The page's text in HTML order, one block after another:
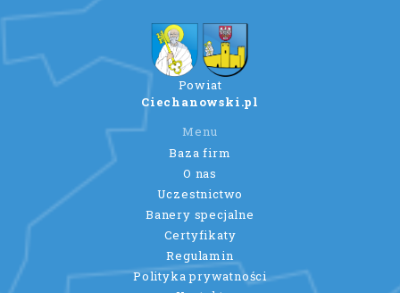
Powiat
Ciechanowski.pl
Menu
Baza firm
O nas
Uczestnictwo
Banery specjalne
Certyfikaty
Regulamin
Polityka prywatności